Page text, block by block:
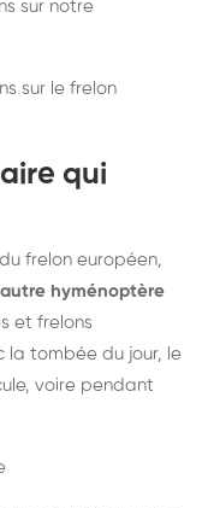
sur notre
sur le frelon
qui
frelon européen,
hyménoptère
et frelons
tombée du jour, le
voire pendant